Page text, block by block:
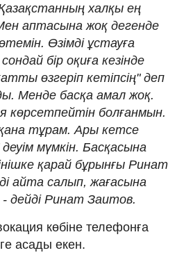
халқы ең
аптасына жоқ дегенде
Өзімді ұстауға
бір оқиға кезінде
өзгеріп кетіпсің" деп
Менде басқа амал жоқ.
көрсетпейтін болғанмын.
тұрам. Ары кетсе
деуім мүмкін. Басқасына
қарай бұрынғы Ринат
айта салып, жағасына
дейді Ринат Заитов.
көбіне телефонға
асады екен.